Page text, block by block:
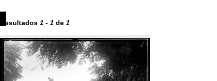
Resultados 1 - 1 de 1